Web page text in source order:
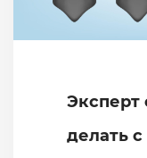
Эксперт
делать